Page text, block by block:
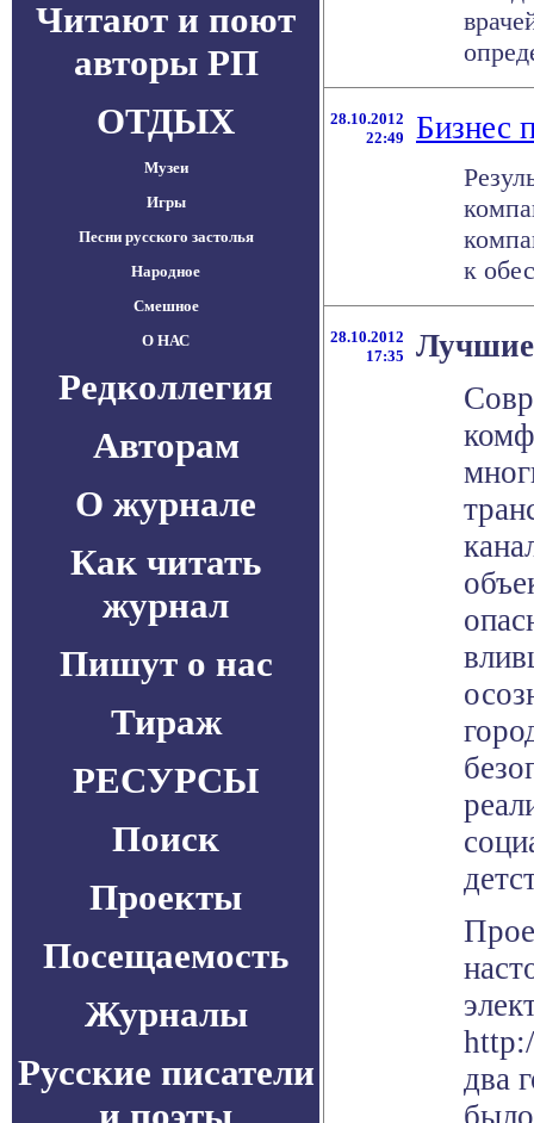
Читают и поют
авторы РП
ОТДЫХ
Музеи
Игры
Песни русского застолья
Народное
Смешное
О НАС
Редколлегия
Авторам
О журнале
Как читать
журнал
Пишут о нас
Тираж
РЕСУРСЫ
Поиск
Проекты
Посещаемость
Журналы
Русские писатели
28.10.2012
22:49
Бизнес
к
28.10.2012
17:35
Лучшие
два